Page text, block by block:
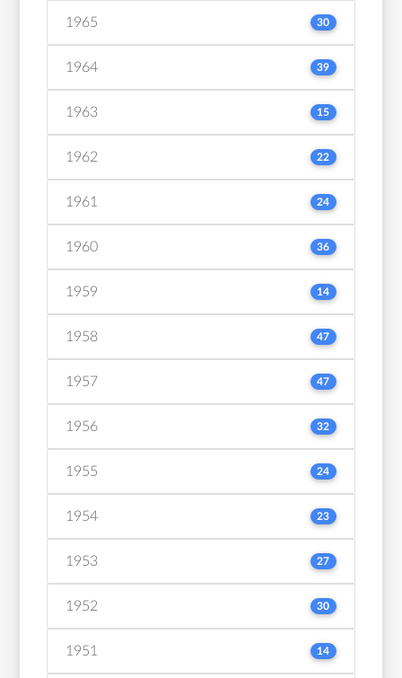
1965 30
1964 39
1963 15
1962 22
1961 24
1960 36
1959 14
1958 47
1957 47
1956 32
1955 24
1954 23
1953 27
1952 30
1951 14